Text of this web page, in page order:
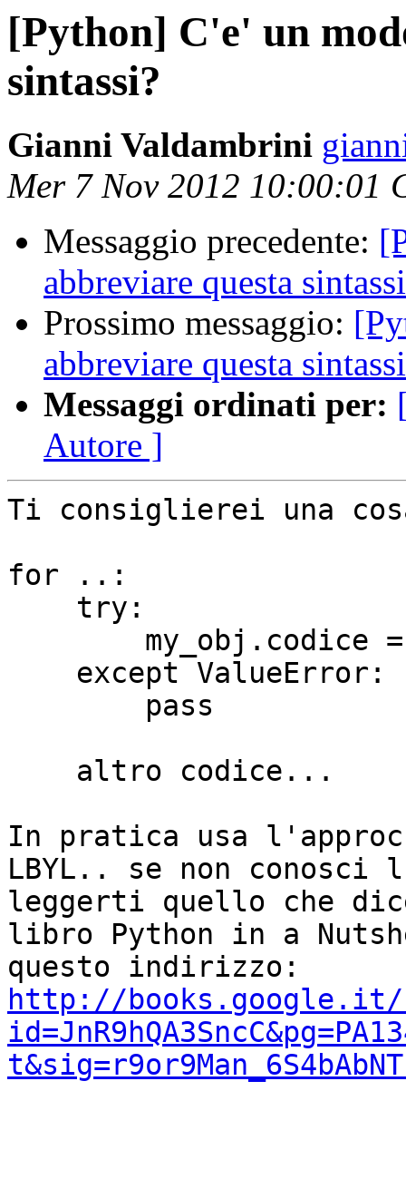
[Python] C'e' un
sintassi?
Gianni Valdambrini
Mer 7 Nov 2012 10:00:01
Messaggio precedente:
abbreviare questa
Prossimo messaggio:
abbreviare questa
Messaggi ordinati per:
Autore ]
Ti consiglierei una
for ..:
try:
my_obj.codice =
except ValueError:
pass
altro codice...
In pratica usa
LBYL.. se non
leggerti quello che
libro Python in a
http://books.google.it/